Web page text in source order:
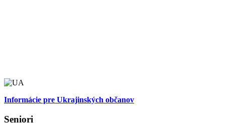
Informácie pre Ukrajinských občanov
Seniori